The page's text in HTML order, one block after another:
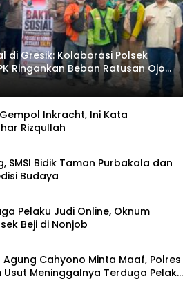
di Gresik: Kolaborasi Polsek
Ringankan Beban Ratusan Ojol
Inkracht, Ini Kata
Rizqullah
SMSI Bidik Taman Purbakala dan
Budaya
Pelaku Judi Online, Oknum
Beji di Nonjob
Agung Cahyono Minta Maaf, Polres
Usut Meninggalnya Terduga Pelaku